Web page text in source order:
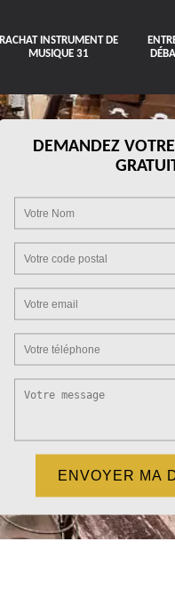
RACHAT INSTRUMENT DE
MUSIQUE 31
DEMANDEZ